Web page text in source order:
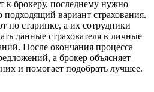
к брокеру, последнему нужно
подходящий вариант страхования.
по старинке, а их сотрудники
данные страхователя в личные
После окончания процесса
а брокер объясняет
и помогает подобрать лучшее.